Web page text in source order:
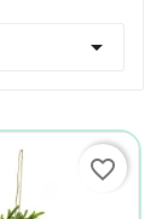

favorite_border